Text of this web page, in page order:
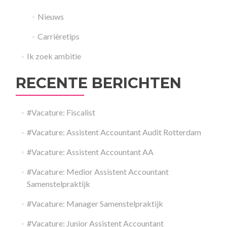
Nieuws
Carrièretips
Ik zoek ambitie
RECENTE BERICHTEN
#Vacature: Fiscalist
#Vacature: Assistent Accountant Audit Rotterdam
#Vacature: Assistent Accountant AA
#Vacature: Medior Assistent Accountant
Samenstelpraktijk
#Vacature: Manager Samenstelpraktijk
#Vacature: Junior Assistent Accountant